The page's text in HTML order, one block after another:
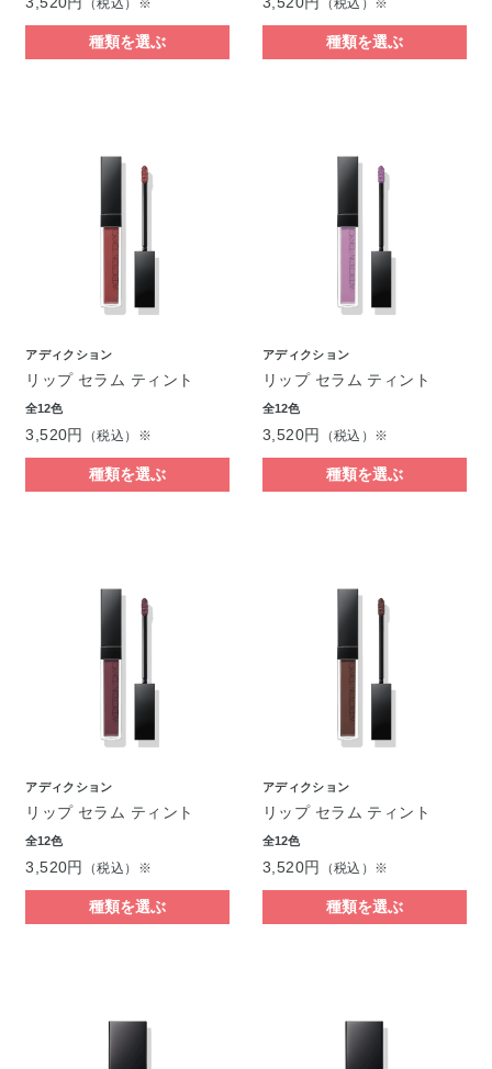
（税込）※
種類を選ぶ
（税込）※
種類を選ぶ
アディクション
リップ セラム ティント
全12色
3,520円 （税込）※
種類を選ぶ
アディクション
リップ セラム ティント
全12色
3,520円 （税込）※
種類を選ぶ
アディクション
リップ セラム ティント
全12色
3,520円 （税込）※
種類を選ぶ
アディクション
リップ セラム ティント
全12色
3,520円 （税込）※
種類を選ぶ